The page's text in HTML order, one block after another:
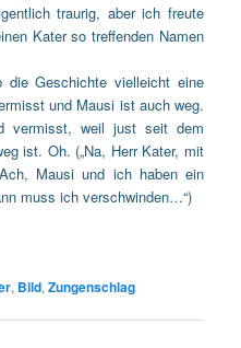
traurig, aber ich freute
Kater so treffenden Namen
Geschichte vielleicht eine
und Mausi ist auch weg.
vermisst, weil just seit dem
ist. Oh. („Na, Herr Kater, mit
Mausi und ich haben ein
muss ich verschwinden…“)
, Bild,Zungenschlag